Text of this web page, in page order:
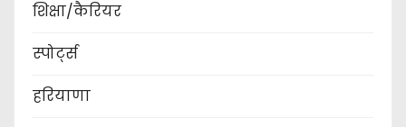
शिक्षा/कैरियर
स्पोर्ट्स
हरियाणा